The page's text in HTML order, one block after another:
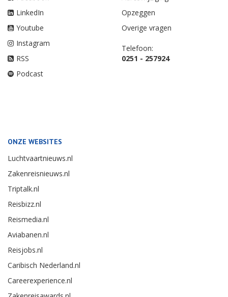
LinkedIn
Youtube
Instagram
RSS
Podcast
Opzeggen
Overige vragen
Telefoon:
0251 - 257924
ONZE WEBSITES
Luchtvaartnieuws.nl
Zakenreisnieuws.nl
Triptalk.nl
Reisbizz.nl
Reismedia.nl
Aviabanen.nl
Reisjobs.nl
Caribisch Nederland.nl
Careerexperience.nl